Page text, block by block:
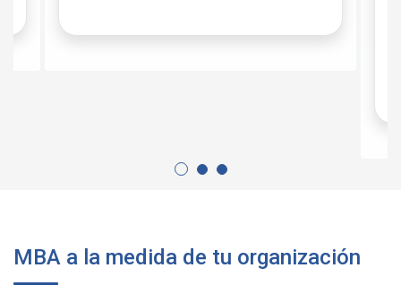
MBA a la medida de tu organización